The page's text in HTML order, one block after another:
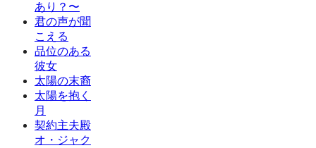
あり？〜
君の声が聞
こえる
品位のある
彼女
太陽の末裔
太陽を抱く
月
契約主夫殿
オ・ジャク